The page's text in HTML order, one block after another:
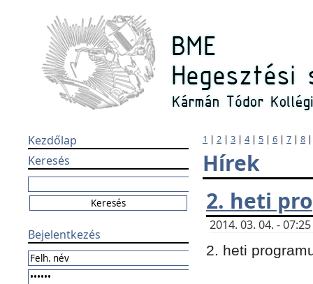
Kezdőlap
Keresés
Bejelentkezés
1 | 2 | 3 | 4| 5 | 6 | 7 | 8
Hírek
2. heti
2014. 03. 04. -
2. heti